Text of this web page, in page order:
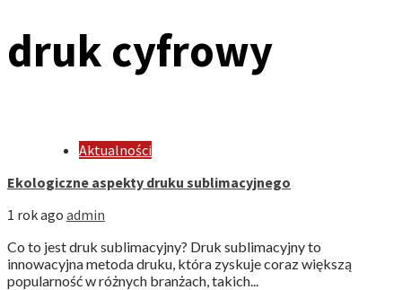
druk cyfrowy
Aktualności
Ekologiczne aspekty druku sublimacyjnego
1 rok ago admin
Co to jest druk sublimacyjny? Druk sublimacyjny to
innowacyjna metoda druku, która zyskuje coraz większą
popularność w różnych branżach, takich...